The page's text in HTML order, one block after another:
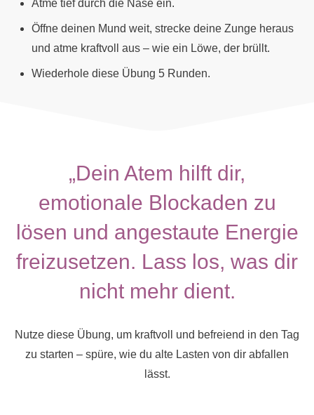
Atme tief durch die Nase ein.
Öffne deinen Mund weit, strecke deine Zunge heraus
und atme kraftvoll aus – wie ein Löwe, der brüllt.
Wiederhole diese Übung 5 Runden.
„Dein Atem hilft dir,
emotionale Blockaden zu
lösen und angestaute Energie
freizusetzen. Lass los, was dir
nicht mehr dient.
Nutze diese Übung, um kraftvoll und befreiend in den Tag
zu starten – spüre, wie du alte Lasten von dir abfallen
lässt.